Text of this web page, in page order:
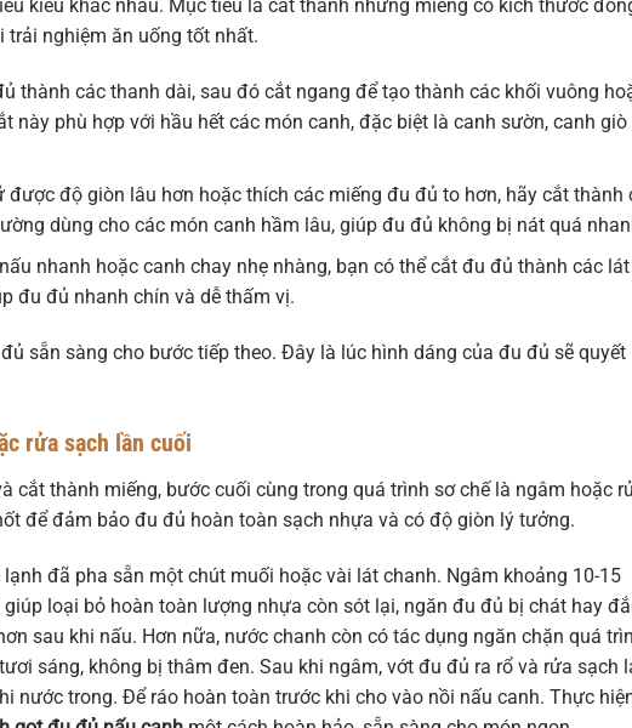
kiểu khác nhau. Mục tiêu là cắt thành những miếng có kích thước
trải nghiệm ăn uống tốt nhất.
thành các thanh dài, sau đó cắt ngang để tạo thành các khối vuông
này phù hợp với hầu hết các món canh, đặc biệt là canh sườn, canh giò
độ giòn lâu hơn hoặc thích các miếng đu đủ to hơn, hãy cắt thành
dùng cho các món canh hầm lâu, giúp đu đủ không bị nát quá
nhanh hoặc canh chay nhẹ nhàng, bạn có thể cắt đu đủ thành các lát
đu đủ nhanh chín và dễ thấm vị.
sẵn sàng cho bước tiếp theo. Đây là lúc hình dáng của đu đủ sẽ quyết
rửa sạch lần cuối
cắt thành miếng, bước cuối cùng trong quá trình sơ chế là ngâm hoặc
để đảm bảo đu đủ hoàn toàn sạch nhựa và có độ giòn lý tưởng.
đã pha sẵn một chút muối hoặc vài lát chanh. Ngâm khoảng 10-15
loại bỏ hoàn toàn lượng nhựa còn sót lại, ngăn đu đủ bị chát hay
sau khi nấu. Hơn nữa, nước chanh còn có tác dụng ngăn chặn quá
sáng, không bị thâm đen. Sau khi ngâm, vớt đu đủ ra rổ và rửa sạch
nước trong. Để ráo hoàn toàn trước khi cho vào nồi nấu canh. Thực